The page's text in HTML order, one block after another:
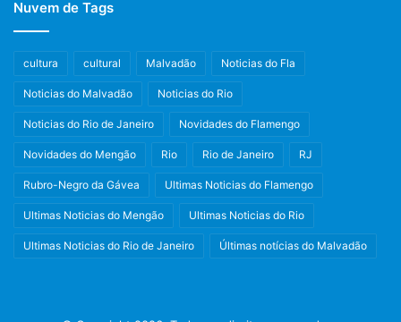
Nuvem de Tags
cultura cultural Malvadão Noticias do Fla
Noticias do Malvadão Noticias do Rio
Noticias do Rio de Janeiro Novidades do Flamengo
Novidades do Mengão Rio Rio de Janeiro RJ
Rubro-Negro da Gávea Ultimas Noticias do Flamengo
Ultimas Noticias do Mengão Ultimas Noticias do Rio
Ultimas Noticias do Rio de Janeiro Últimas notícias do Malvadão